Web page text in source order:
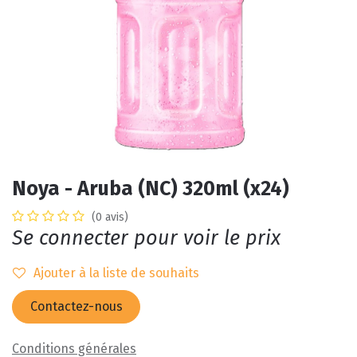
Noya - Aruba (NC) 320ml (x24)
(0 avis)
Se connecter pour voir le prix
Ajouter à la liste de souhaits
Contactez-nous
Conditions générales